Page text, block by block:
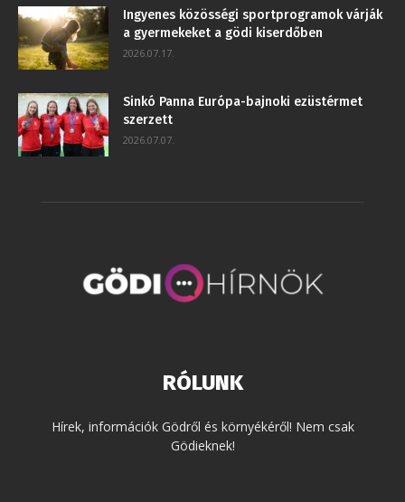
Ingyenes közösségi sportprogramok várják
a gyermekeket a gödi kiserdőben
2026.07.17.
Sinkó Panna Európa-bajnoki ezüstérmet
szerzett
2026.07.07.
RÓLUNK
Hírek, információk Gödről és környékéről! Nem csak
Gödieknek!